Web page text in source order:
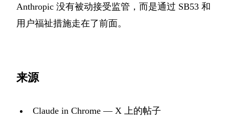
Anthropic 没有被动接受监管，而是通过 SB53 和
用户福祉措施走在了前面。
来源
Claude in Chrome — X 上的帖子